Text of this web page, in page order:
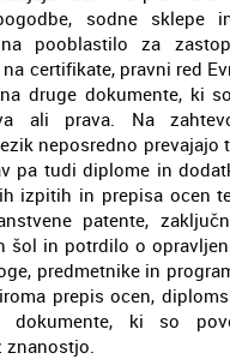
sodne sklepe
pooblastilo za
certifikate, pravni red
druge dokumente, ki
ali prava. Na
neposredno prevajajo
pa tudi diplome in
izpitih in prepisa ocen
patente,
šol in potrdilo o
predmetnike in
prepis ocen,
dokumente, ki so